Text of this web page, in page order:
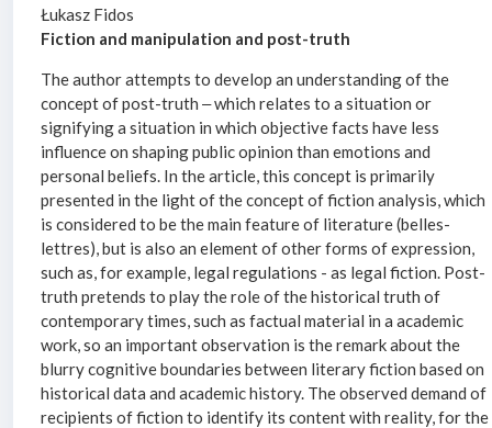
Łukasz Fidos
Fiction and manipulation and post-truth
The author attempts to develop an understanding of the
concept of post-truth ‒ which relates to a situation or
signifying a situation in which objective facts have less
influence on shaping public opinion than emotions and
personal beliefs. In the article, this concept is primarily
presented in the light of the concept of fiction analysis, which
is considered to be the main feature of literature (belles-
lettres), but is also an element of other forms of expression,
such as, for example, legal regulations - as legal fiction. Post-
truth pretends to play the role of the historical truth of
contemporary times, such as factual material in a academic
work, so an important observation is the remark about the
blurry cognitive boundaries between literary fiction based on
historical data and academic history. The observed demand of
recipients of fiction to identify its content with reality, for the